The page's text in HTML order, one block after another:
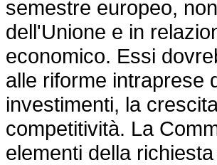
semestre europeo,
dell'Unione e in
economico. Essi
alle riforme intraprese
investimenti, la
competitività. La
elementi della